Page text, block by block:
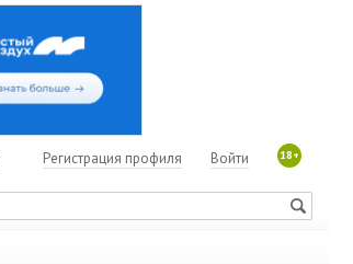
18+
Войти
Регистрация профиля